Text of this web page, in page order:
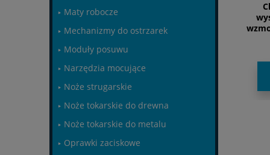
Maty robocze
Mechanizmy do ostrzarek
Moduły posuwu
Narzędzia mocujące
Noże strugarskie
Noże tokarskie do drewna
Noże tokarskie do metalu
Oprawki zaciskowe
- Zestaw rur